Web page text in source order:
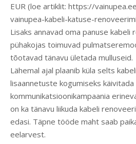
EUR (loe artiklit: https://
vainupea-kabeli-katuse-
Lisaks annavad oma panuse kabeli
pühakojas toimuvad
tõotavad tänavu ületada mulluseid.
Lähemal ajal plaanib küla selts
lisaannetuste kogumiseks käivitada
kommunikatsioonikampaania
on ka tänavu liikuda kabeli
edasi. Täpne tööde maht saab
eelarvest.